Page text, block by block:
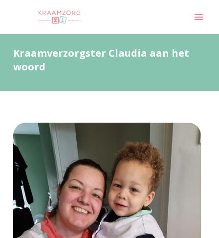
Kraamverzorgster Claudia aan het
woord